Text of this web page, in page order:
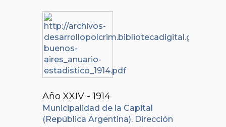
Año XXIV - 1914
Municipalidad de la Capital
(República Argentina). Dirección